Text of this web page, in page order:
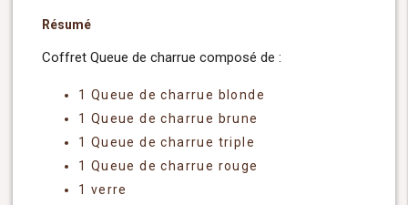
Résumé
Coffret Queue de charrue composé de :
1 Queue de charrue blonde
1 Queue de charrue brune
1 Queue de charrue triple
1 Queue de charrue rouge
1 verre